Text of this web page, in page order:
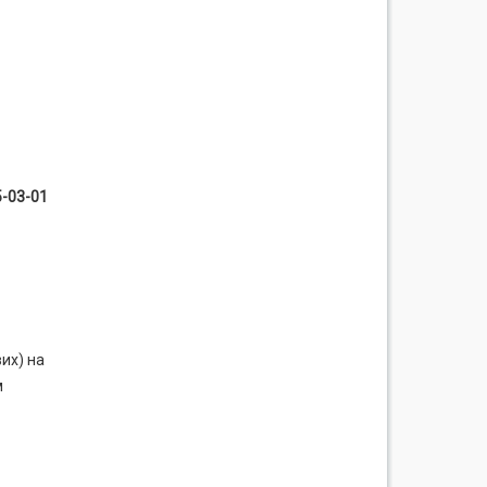
03-01
на